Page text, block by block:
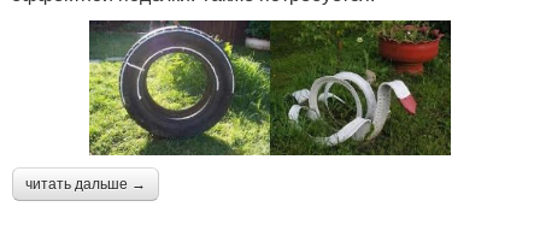
читать дальше →